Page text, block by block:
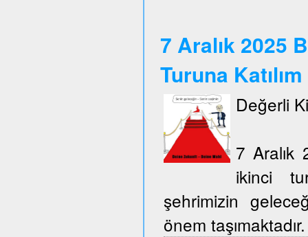
7 Aralık 2025
Turuna Katılım
Değerli
7 Aralık
ikinci
şehrimizin
önem taşımaktadır.